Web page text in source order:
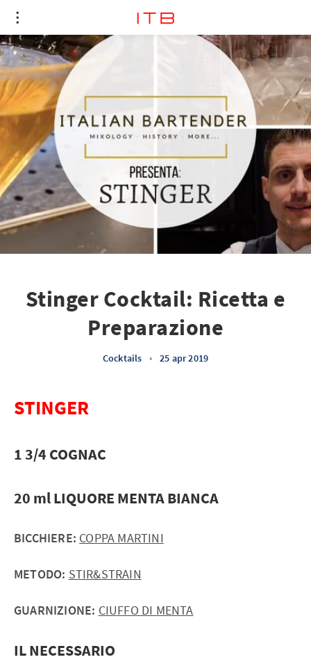
Stinger Cocktail: Ricetta e
Preparazione
Cocktails • 25 apr 2019
STINGER
1 3/4 COGNAC
20 ml LIQUORE MENTA BIANCA
BICCHIERE: COPPA MARTINI
METODO: STIR&STRAIN
GUARNIZIONE: CIUFFO DI MENTA
IL NECESSARIO